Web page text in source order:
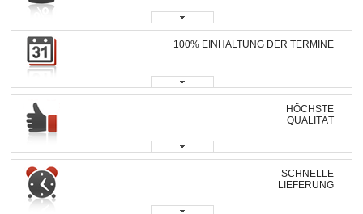
100% EINHALTUNG DER TERMINE
HÖCHSTE
QUALITÄT
SCHNELLE
LIEFERUNG